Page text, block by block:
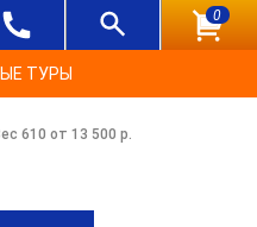
0
ТУРЫ
610 от 13 500 р.